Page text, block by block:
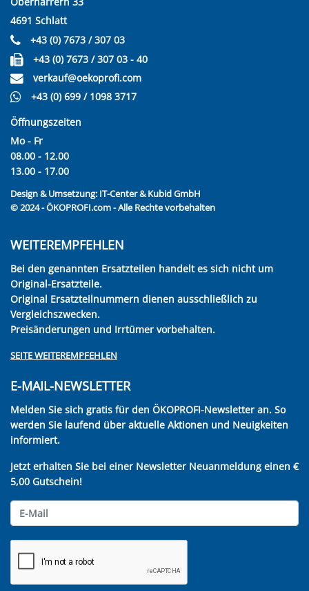
4691 Schlatt
+43 (0) 7673 / 307 03
+43 (0) 7673 / 307 03 - 40
verkauf@oekoprofi.com
+43 (0) 699 / 1098 3717
Öffnungszeiten
Mo - Fr
08.00 - 12.00
13.00 - 17.00
Design & Umsetzung: IT-Center & Kubid GmbH
© 2024 - ÖKOPROFI.com - Alle Rechte vorbehalten
WEITEREMPFEHLEN
Bei den genannten Ersatzteilen handelt es sich nicht um
Original-Ersatzteile.
Original Ersatzteilnummern dienen ausschließlich zu
Vergleichszwecken.
Preisänderungen und Irrtümer vorbehalten.
SEITE WEITEREMPFEHLEN
E-MAIL-NEWSLETTER
Melden Sie sich gratis für den ÖKOPROFI-Newsletter an. So
werden Sie laufend über aktuelle Aktionen und Neuigkeiten
informiert.
Jetzt erhalten Sie bei einer Newsletter Neuanmeldung einen €
5,00 Gutschein!